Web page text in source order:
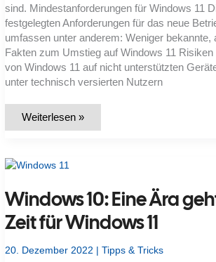
sind. Mindestanforderungen für Windows 11
festgelegten Anforderungen für das neue
umfassen unter anderem: Weniger bekannte,
Fakten zum Umstieg auf Windows 11 Risiken
von Windows 11 auf nicht unterstützten
unter technisch versierten Nutzern
Der
läuft
Jahr
aus.
Und
jetzt?
Weiterlesen »
Windows 10: Eine Ära
Zeit für Windows 11
20. Dezember 2022 |Tipps & Tricks